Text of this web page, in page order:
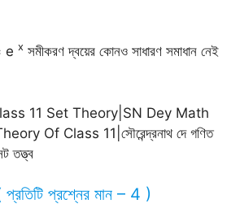
e x সমীকরণ দ্বয়ের কোনও সাধারণ সমাধান নেই
11 Set Theory|SN Dey Math
Of Class 11|সৌরেন্দ্রনাথ দে গণিত
তত্ত্ব
প্রশ্নের মান – 4 )